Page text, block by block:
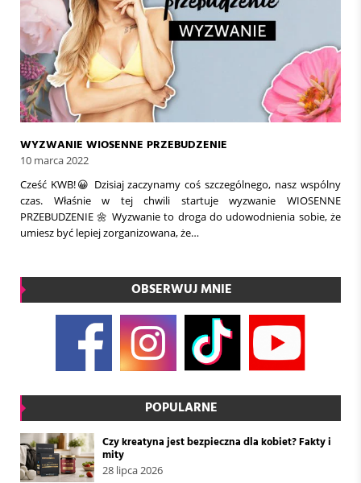
WYZWANIE WIOSENNE PRZEBUDZENIE
10 marca 2022
Cześć KWB!😀 Dzisiaj zaczynamy coś szczególnego, nasz wspólny
czas. Właśnie w tej chwili startuje wyzwanie WIOSENNE
PRZEBUDZENIE 🌼 Wyzwanie to droga do udowodnienia sobie, że
umiesz być lepiej zorganizowana, że…
OBSERWUJ MNIE
POPULARNE
Czy kreatyna jest bezpieczna dla kobiet? Fakty i
mity
28 lipca 2026